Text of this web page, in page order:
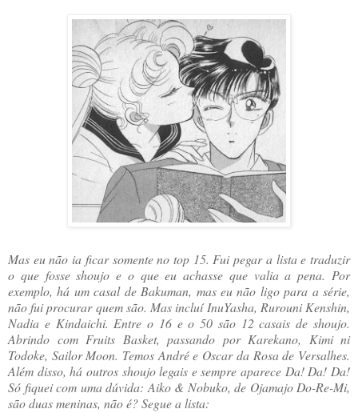
Mas eu não ia ficar somente no top 15. Fui pegar a lista e traduzir
o que fosse shoujo e o que eu achasse que valia a pena. Por
exemplo, há um casal de Bakuman, mas eu não ligo para a série,
não fui procurar quem são. Mas incluí InuYasha, Rurouni Kenshin,
Nadia e Kindaichi. Entre o 16 e o 50 são 12 casais de shoujo.
Abrindo com Fruits Basket, passando por Karekano, Kimi ni
Todoke, Sailor Moon. Temos André e Oscar da Rosa de Versalhes.
Além disso, há outros shoujo legais e sempre aparece Da! Da! Da!
Só fiquei com uma dúvida: Aiko & Nobuko, de Ojamajo Do-Re-Mi,
são duas meninas, não é? Segue a lista: